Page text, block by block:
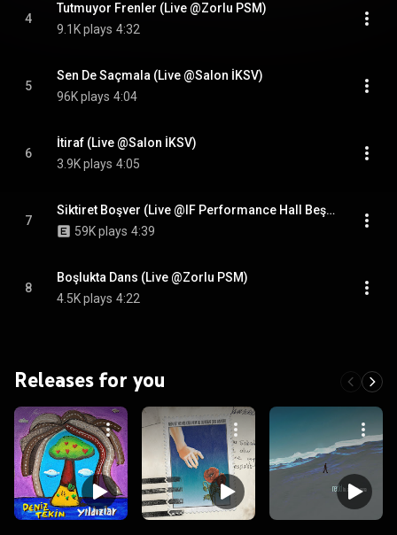
4
Tutmuyor Frenler (Live @Zorlu PSM)
9.1K plays 4:32
5
Sen De Saçmala (Live @Salon İKSV)
96K plays 4:04
6
İtiraf (Live @Salon İKSV)
3.9K plays 4:05
7
Siktiret Boşver (Live @IF Performance Hall Beşiktaş)
59K plays 4:39
8
Boşlukta Dans (Live @Zorlu PSM)
4.5K plays 4:22
Releases for you